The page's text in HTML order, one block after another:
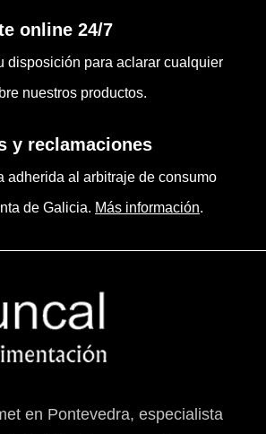
online 24/7
disposición para aclarar cualquier
nuestros productos.
y reclamaciones
adherida al arbitraje de consumo
de Galicia. Más información.
en Pontevedra, especialista